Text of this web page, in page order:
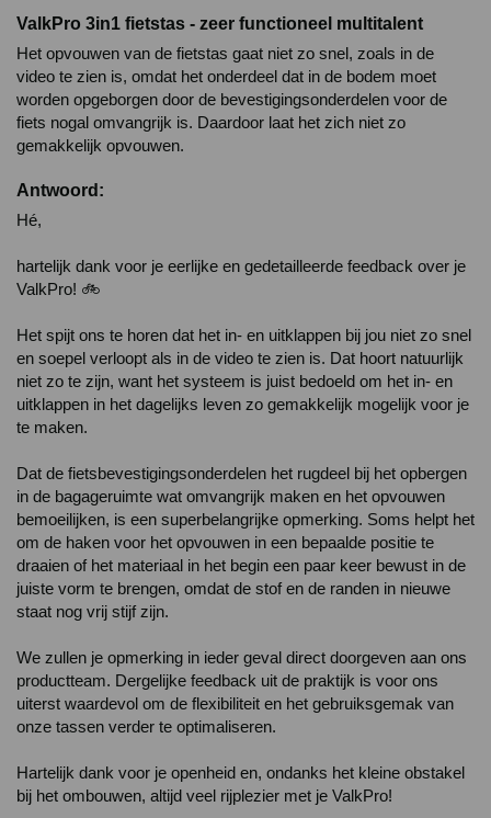
ValkPro 3in1 fietstas - zeer functioneel multitalent
Het opvouwen van de fietstas gaat niet zo snel, zoals in de
video te zien is, omdat het onderdeel dat in de bodem moet
worden opgeborgen door de bevestigingsonderdelen voor de
fiets nogal omvangrijk is. Daardoor laat het zich niet zo
Antwoord:
Hé,
hartelijk dank voor je eerlijke en gedetailleerde feedback over je
ValkPro! 🚲
Het spijt ons te horen dat het in- en uitklappen bij jou niet zo snel
en soepel verloopt als in de video te zien is. Dat hoort natuurlijk
niet zo te zijn, want het systeem is juist bedoeld om het in- en
uitklappen in het dagelijks leven zo gemakkelijk mogelijk voor je
te maken.
Dat de fietsbevestigingsonderdelen het rugdeel bij het opbergen
in de bagageruimte wat omvangrijk maken en het opvouwen
bemoeilijken, is een superbelangrijke opmerking. Soms helpt het
om de haken voor het opvouwen in een bepaalde positie te
draaien of het materiaal in het begin een paar keer bewust in de
juiste vorm te brengen, omdat de stof en de randen in nieuwe
staat nog vrij stijf zijn.
We zullen je opmerking in ieder geval direct doorgeven aan ons
productteam. Dergelijke feedback uit de praktijk is voor ons
uiterst waardevol om de flexibiliteit en het gebruiksgemak van
onze tassen verder te optimaliseren.
Hartelijk dank voor je openheid en, ondanks het kleine obstakel
bij het ombouwen, altijd veel rijplezier met je ValkPro!